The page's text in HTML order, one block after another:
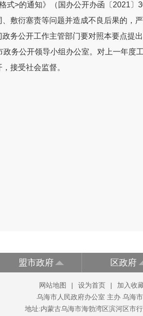
式>的通知》（国办公开办函〔 2021 〕
敷衍塞责等问题并造成不良后果的，
政务公开工作主管部门要对照本要点提
政务公开领导小组办公室。对上一年度
接受社会监督。
盟市政府 区政府
网站地图 | 设为首页 | 加入收
乌海市人民政府办公室 主办 乌海
地址:内蒙古乌海市海勃湾区滨河区市